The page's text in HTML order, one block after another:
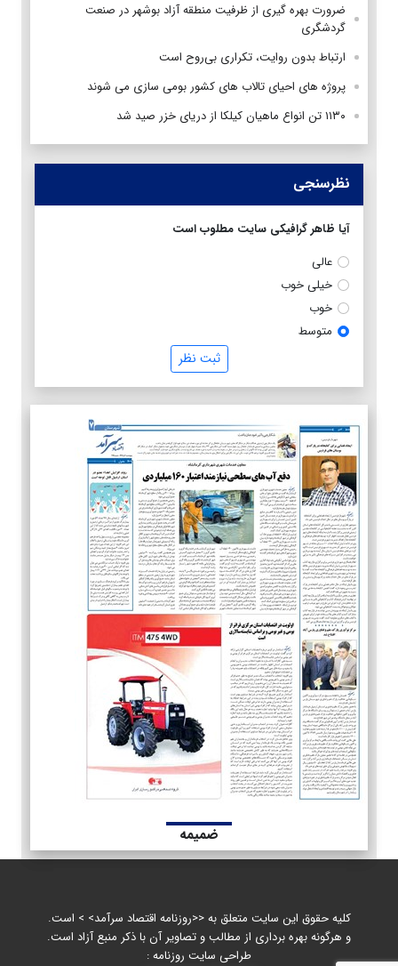
ضرورت بهره گیری از ظرفیت منطقه آزاد بوشهر در صنعت
گردشگری
ارتباط بدون روایت، تکراری بی‌روح است
پروژه های احیای تالاب های کشور بومی سازی می شوند
۱۱۳۰ تن انواع ماهیان کیلکا از دریای خزر صید شد
نظرسنجی
آیا ظاهر گرافیکی سایت مطلوب است
عالی
خیلی خوب
خوب
متوسط
ثبت نظر
ضمیمه
کلیه حقوق این سایت متعلق به <<روزنامه اقتصاد سرآمد> > است.
و هرگونه بهره برداری از مطالب و تصاویر آن با ذکر منبع آزاد است.
طراحی سایت روزنامه :